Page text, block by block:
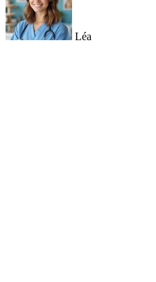
Léa